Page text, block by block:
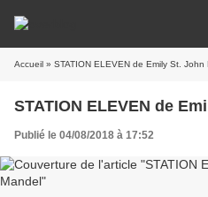
Accueil » STATION ELEVEN de Emily St. John
STATION ELEVEN de
Publié le 04/08/2018 à 17:52